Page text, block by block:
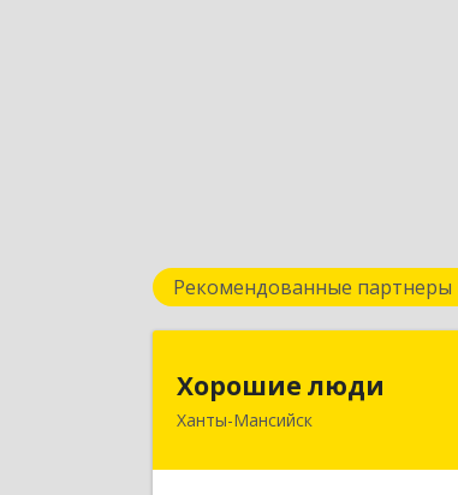
Рекомендованные партнеры
Хорошие люди
Ханты-Мансийск628007, Ханты-